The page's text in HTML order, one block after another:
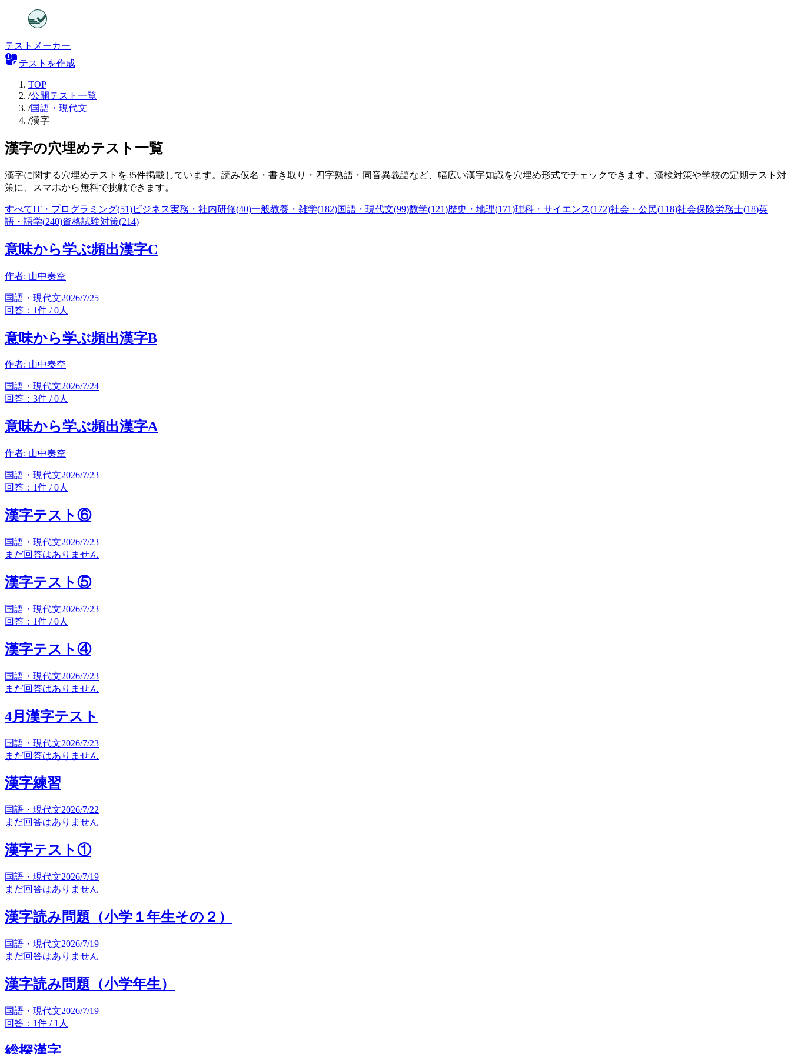
テストメーカー
テストを作成
TOP
/公開テスト一覧
/国語・現代文
/漢字
漢字の穴埋めテスト一覧
漢字に関する穴埋めテストを35件掲載しています。読み仮名・書き取り・四字熟語・同音異義語など、幅広い漢字知識を穴埋め形式でチェックできます。漢検対策や学校の定期テスト対
策に、スマホから無料で挑戦できます。
すべてIT・プログラミング(51)ビジネス実務・社内研修(40)一般教養・雑学(182)国語・現代文(99)数学(121)歴史・地理(171)理科・サイエンス(172)社会・公民(118)社会保険労務士(18)英
語・語学(240)資格試験対策(214)
意味から学ぶ頻出漢字C
作者: 山中奏空
国語・現代文2026/7/25
回答：1件 / 0人
意味から学ぶ頻出漢字B
作者: 山中奏空
国語・現代文2026/7/24
回答：3件 / 0人
意味から学ぶ頻出漢字A
作者: 山中奏空
国語・現代文2026/7/23
回答：1件 / 0人
漢字テスト⑥
国語・現代文2026/7/23
まだ回答はありません
漢字テスト⑤
国語・現代文2026/7/23
回答：1件 / 0人
漢字テスト④
国語・現代文2026/7/23
まだ回答はありません
4月漢字テスト
国語・現代文2026/7/23
まだ回答はありません
漢字練習
国語・現代文2026/7/22
まだ回答はありません
漢字テスト①
国語・現代文2026/7/19
まだ回答はありません
漢字読み問題（小学１年生その２）
国語・現代文2026/7/19
まだ回答はありません
漢字読み問題（小学年生）
国語・現代文2026/7/19
回答：1件 / 1人
総探漢字